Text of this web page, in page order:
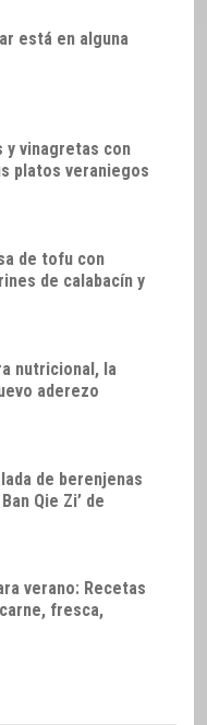
está en alguna
y vinagretas con
platos veraniegos
de tofu con
de calabacín y
nutricional, la
aderezo
de berenjenas
Qie Zi’ de
verano: Recetas
fresca,